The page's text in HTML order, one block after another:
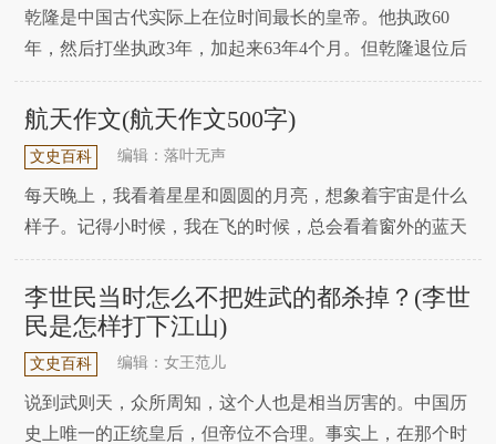
乾隆是中国古代实际上在位时间最长的皇帝。他执政60
年，然后打坐执政3年，加起来63年4个月。但乾隆退位后
仍牢牢掌控朝中实权，为何还要提前禅定？这有很多原
因。有人说乾隆此举是为了嘉庆顺利继位，也有人说乾隆
此举是为了除掉小沈阳。事实上，乾隆这样做是有风险
的。我们来分析一下这其中的原因，一起来看看。甘龙做
航天作文(航天作文500字)
文史百科 编辑：落叶无声
每天晚上，我看着星星和圆圆的月亮，想象着宇宙是什么
样子。记得小时候，我在飞的时候，总会看着窗外的蓝天
白云，以为自己终于在天上飞了。我想在宇宙中飞翔。长
大后才知道，真正能飞向太空的不是飞机空，而是飞船。
真正能看到太空的不是我在飞机上的成员空，而是宇航
员。有一次，学校组织我们去参观航天博物馆，我一路上
都
李世民当时怎么不把姓武的都杀掉？(李世
民是怎样打下江山)
文史百科 编辑：女王范儿
说到武则天，众所周知，这个人也是相当厉害的。中国历
史上唯一的正统皇后，但帝位不合理。事实上，在那个时